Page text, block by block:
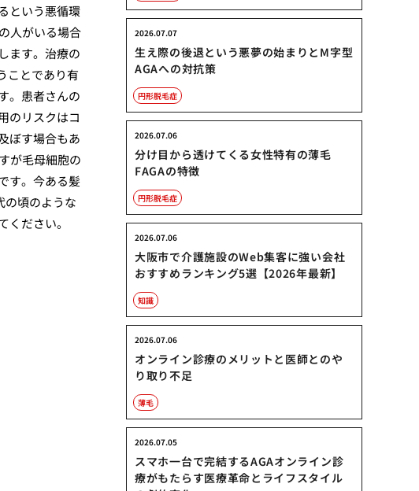
という悪循環
人がいる場合
ます。治療の
ことであり有
。患者さんの
のリスクはコ
ぼす場合もあ
が毛母細胞の
す。今ある髪
の頃のような
ださい。
生え際の後退という悪夢の始まりとM字型
AGAへの対抗策
2026.07.07
円形脱毛症
分け目から透けてくる女性特有の薄毛
FAGAの特徴
2026.07.06
円形脱毛症
大阪市で介護施設のWeb集客に強い会社
おすすめランキング5選【2026年最新】
2026.07.06
知識
オンライン診療のメリットと医師とのや
り取り不足
2026.07.06
薄毛
スマホ一台で完結するAGAオンライン診
療がもたらす医療革命とライフスタイル
2026.07.05